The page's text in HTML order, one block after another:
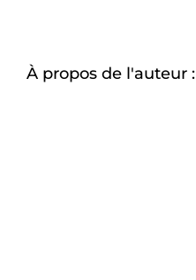
À propos de l'auteur :